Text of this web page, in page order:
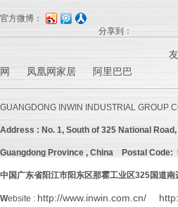
官方微博：
分享到：
网 凤凰网家居 阿里巴巴
GUANGDONG INWIN INDUSTRIAL GROUP
Address : No. 1, South of 325 National
Guangdong Province , China Postal Code:
中国广东省阳江市阳东区那霍工业区325国道南
Website : http://www.inwin.com.cn/